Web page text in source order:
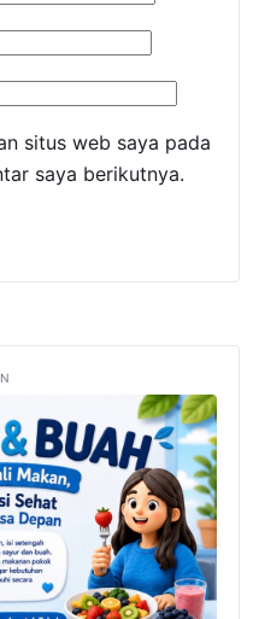
situs web saya pada
saya berikutnya.